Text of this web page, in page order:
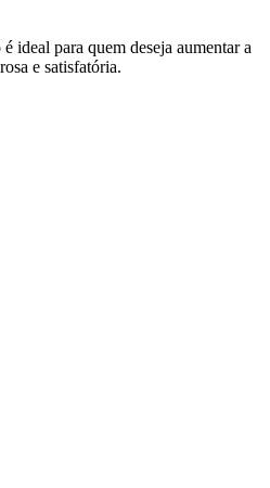
é ideal para quem deseja aumentar a
e satisfatória.